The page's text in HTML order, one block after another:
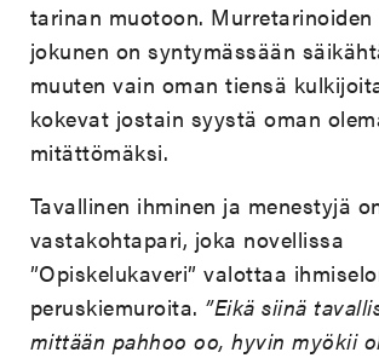
tarinan muotoon.
jokunen on syntymässään
muuten vain oman tiensä
kokevat jostain syystä oman
mitättömäksi.
Tavallinen ihminen ja menestyjä
vastakohtapari, joka novellissa
”Opiskelukaveri” valottaa
peruskiemuroita. ”Eikä siinä
mittään pahhoo oo, hyvin myökii